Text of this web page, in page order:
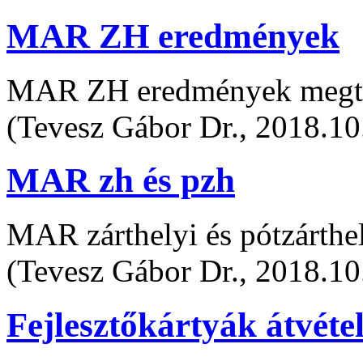
MAR ZH eredmények
MAR ZH eredmények
(Tevesz Gábor Dr.,
MAR zh és pzh
MAR zárthelyi és
(Tevesz Gábor Dr.,
Fejlesztőkártyák